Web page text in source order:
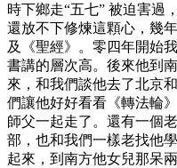
時下鄉走“五七” 被迫害過
還放不下修煉這顆心，幾
及《聖經》。零四年開始
書講的層次高。後來他到
來，和我們談他去了北京
們讓他好好看看《轉法輪
師父一起走了。還有一個
部，也和我們一樣老找他
起來，到南方他女兒那呆兩